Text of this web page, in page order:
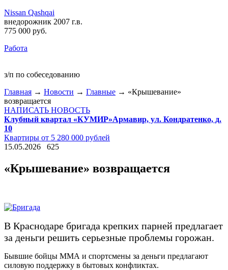
Nissan Qashqai
внедорожник 2007 г.в.
775 000 руб.
Работа
з/п по собеседованию
Главная → Новости → Главные → «Крышевание»
возвращается
НАПИСАТЬ НОВОСТЬ
Клубный квартал «КУМИР»Армавир, ул. Кондратенко, д.
10
Квартиры от 5 280 000 рублей
15.05.2026
625
«Крышевание» возвращается
В Краснодаре бригада крепких парней предлагает
за деньги решить серьезные проблемы горожан.
Бывшие бойцы ММА и спортсмены за деньги предлагают
силовую поддержку в бытовых конфликтах.